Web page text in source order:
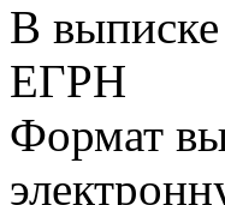
В
ЕГРН
Формат